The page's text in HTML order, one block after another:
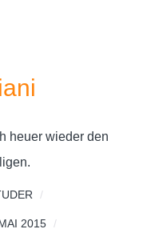
heuer wieder den
2015